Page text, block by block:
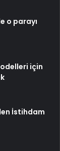
o parayı
için
İstihdam